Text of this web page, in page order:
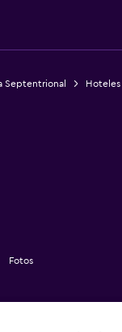
Septentrional
Fotos